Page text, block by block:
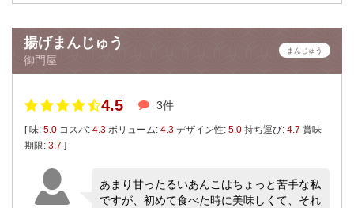
揚げまんじゅう
御門屋
まんじゅう
4.5 3件
[ 味: 5.0 コスパ: 4.3 ボリューム: 4.3 デザイン性: 5.0 持ち運び: 4.7 賞味
期限: 3.7 ]
あまり甘ったるいあんこはちょっと苦手な私
ですが、初めて食べた時に美味しくて、それ